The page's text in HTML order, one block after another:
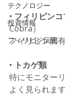
テクノロジー
投資情報
フィリピン伝統
• フィリピンコ
Cobra）
フィリピン固有
• トカゲ類
特にモニター
よく見られます